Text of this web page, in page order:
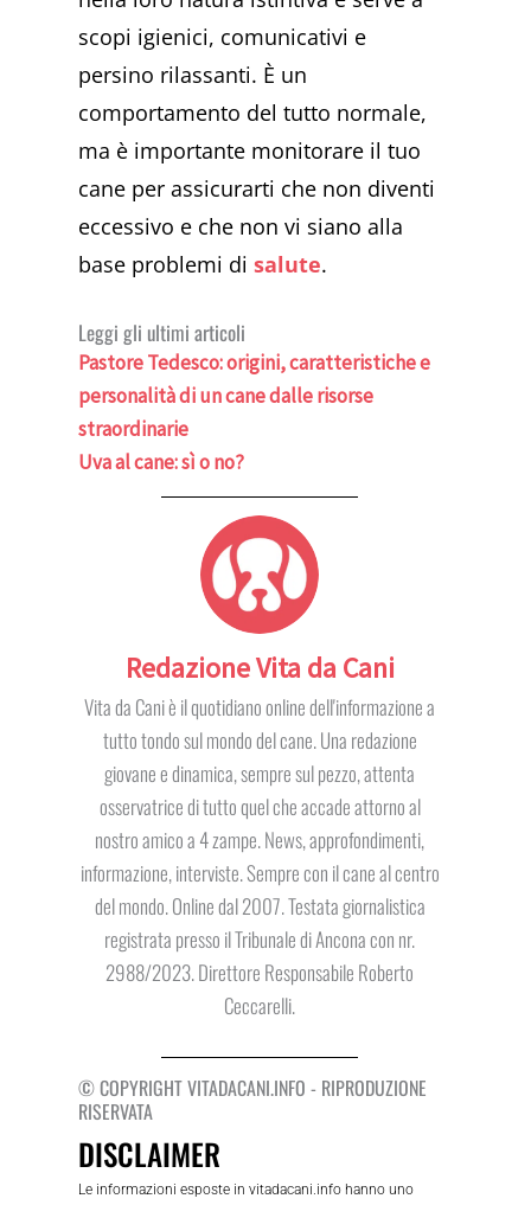
scopi igienici, comunicativi e
persino rilassanti. È un
comportamento del tutto normale,
ma è importante monitorare il tuo
cane per assicurarti che non diventi
eccessivo e che non vi siano alla
base problemi disalute.
Leggi gli ultimi articoli
Pastore Tedesco: origini, caratteristiche e
personalità di un cane dalle risorse
straordinarie
Uva al cane: sì o no?
Redazione Vita da Cani
Vita da Cani è il quotidiano online dell'informazione a
tutto tondo sul mondo del cane. Una redazione
giovane e dinamica, sempre sul pezzo, attenta
osservatrice di tutto quel che accade attorno al
nostro amico a 4 zampe. News, approfondimenti,
informazione, interviste. Sempre con il cane al centro
del mondo. Online dal 2007. Testata giornalistica
registrata presso il Tribunale di Ancona con nr.
2988/2023. Direttore Responsabile Roberto
Ceccarelli.
© COPYRIGHT VITADACANI.INFO - RIPRODUZIONE
RISERVATA
DISCLAIMER
Le informazioni esposte in vitadacani.info hanno uno